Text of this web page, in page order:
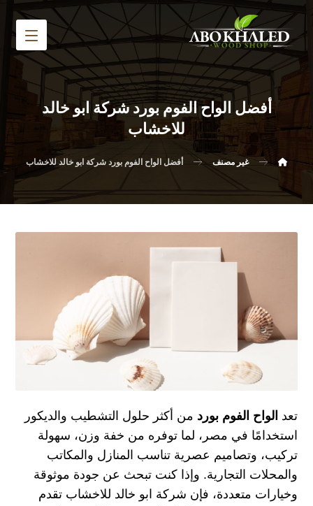
أفضل الواح الفوم بورد شركة ابو خالد
للاخشاب
غير مصنف أفضل الواح الفوم بورد شركة ابو خالد للاخشاب
تعد الواح الفوم بورد من أكثر حلول التشطيب والديكور
استخدامًا في مصر، لما توفره من خفة وزن، سهولة
تركيب، وتصاميم عصرية تناسب المنازل والمكاتب
والمحلات التجارية. وإذا كنت تبحث عن جودة موثوقة
وخيارات متعددة، فإن شركة ابو خالد للاخشاب تقدم